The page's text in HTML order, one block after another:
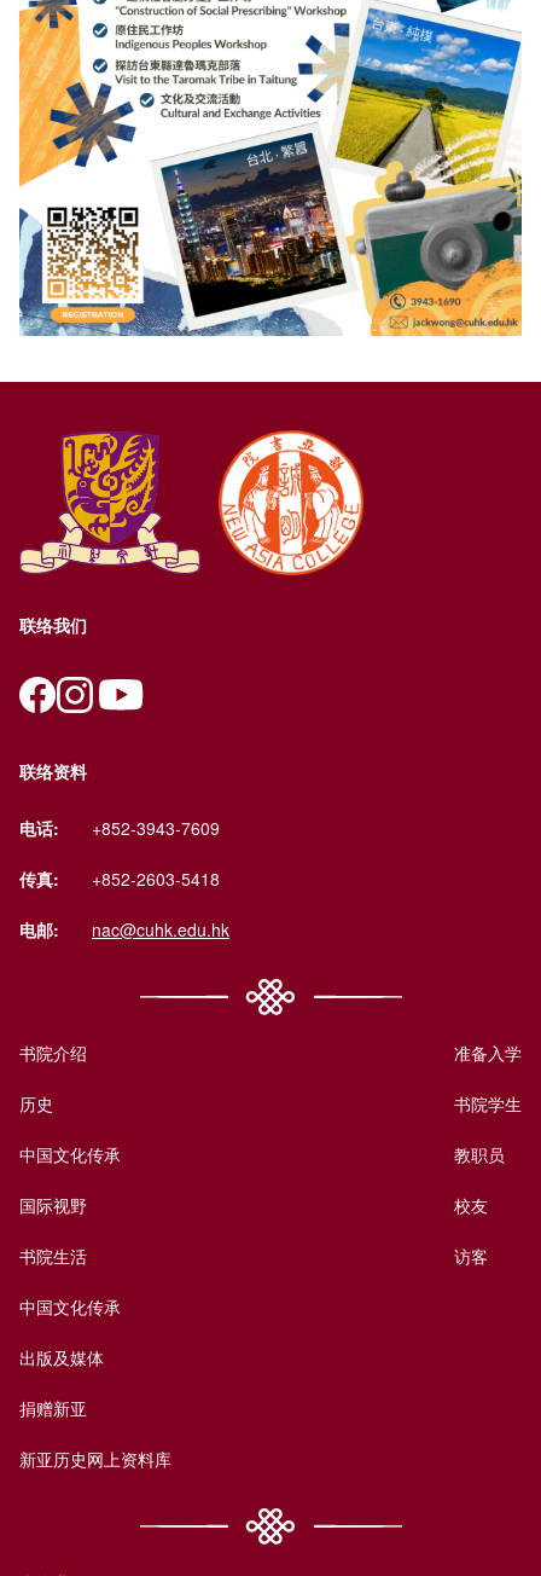
联络我们
联络资料
电话: +852-3943-7609
传真: +852-2603-5418
电邮: nac@cuhk.edu.hk
书院介绍
历史
中国文化传承
国际视野
书院生活
中国文化传承
出版及媒体
捐赠新亚
新亚历史网上资料库
准备入学
书院学生
教职员
校友
访客